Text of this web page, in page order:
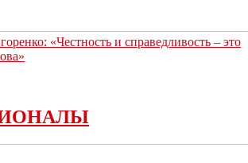
«Честность и справедливость – это